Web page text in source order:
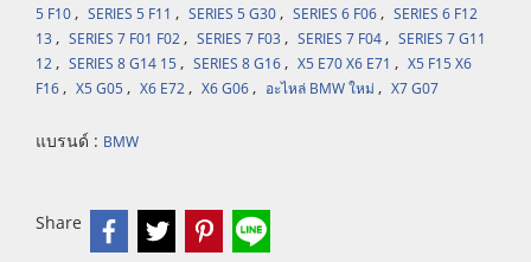
5 F10, SERIES 5 F11 , SERIES 5 G30, SERIES 6 F06, SERIES 6 F12
13 , SERIES 7 F01 F02, SERIES 7 F03 , SERIES 7 F04, SERIES 7 G11
12, SERIES 8 G14 15, SERIES 8 G16, X5 E70 X6 E71 , X5 F15 X6
F16, X5 G05, X6 E72, X6 G06, อะไหล่ BMW ใหม่ , X7 G07
แบรนด์ : BMW
Share